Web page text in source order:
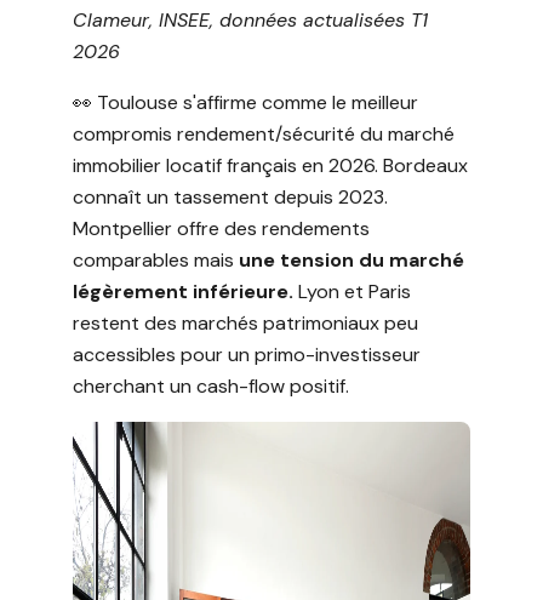
Clameur, INSEE, données actualisées T1
2026
👀 Toulouse s'affirme comme le meilleur
compromis rendement/sécurité du marché
immobilier locatif français en 2026. Bordeaux
connaît un tassement depuis 2023.
Montpellier offre des rendements
comparables mais une tension du marché
légèrement inférieure. Lyon et Paris
restent des marchés patrimoniaux peu
accessibles pour un primo-investisseur
cherchant un cash-flow positif.